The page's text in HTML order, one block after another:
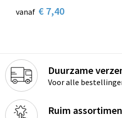
vanaf € 7,40
Duurzame
Voor alle
Ruim